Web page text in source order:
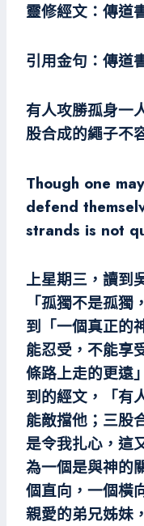
靈修經文：傳
引用金句：傳道
有人攻勝孤身一
股合成的繩子不
Though one
defend
strands is not
上星期三，讀到
「孤獨不是孤
到「一個真正的
能忍受，不能享
條路上走的更遠
到的經文，「有
能敵擋他；三股
是令我扎心，這
為一個是與神的
個直向，一個橫
親愛的弟兄姊妹